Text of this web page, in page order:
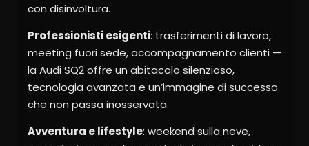
con disinvoltura.
Professionisti esigenti: trasferimenti di lavoro,
meeting fuori sede, accompagnamento clienti —
la Audi SQ2 offre un abitacolo silenzioso,
tecnologia avanzata e un’immagine di successo
che non passa inosservata.
Avventura e lifestyle: weekend sulla neve,